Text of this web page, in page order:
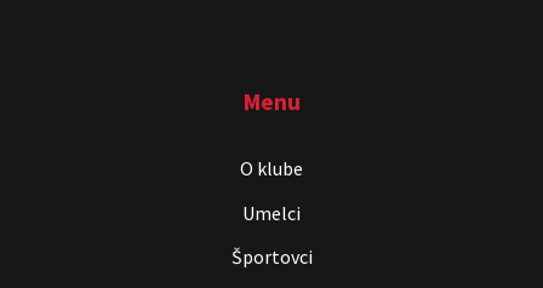
Menu
O klube
Umelci
Športovci